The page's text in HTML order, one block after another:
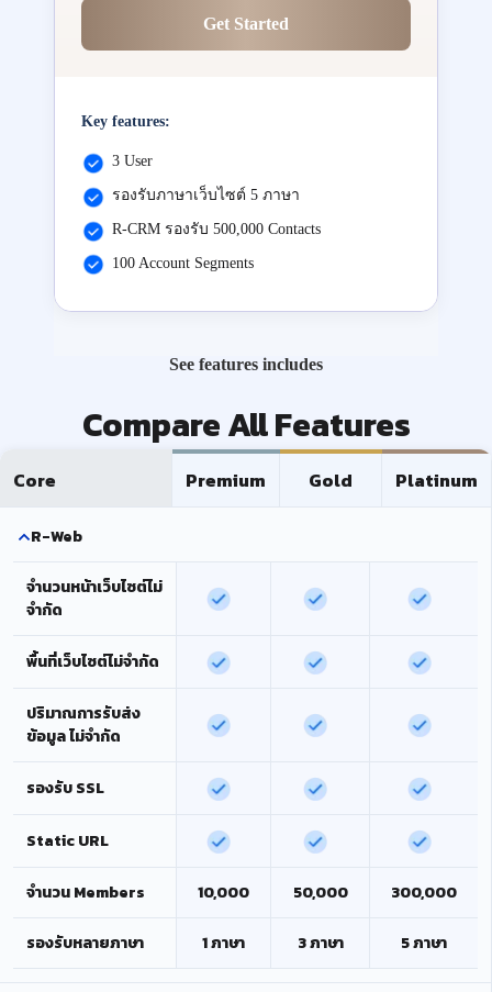
Get Started
Key features:
3 User
รองรับภาษาเว็บไซต์ 5 ภาษา
R-CRM รองรับ 500,000 Contacts
100 Account Segments
See features includes
Compare All Features
Core Premium Gold Platinum
R-Web
จำนวนหน้าเว็บไซต์ไม่
จำกัด
พื้นที่เว็บไซต์ไม่จำกัด
ปริมาณการรับส่ง
ข้อมูล ไม่จำกัด
รองรับ SSL
Static URL
จำนวน Members 10,000 50,000 300,000
รองรับหลายภาษา 1 ภาษา 3 ภาษา 5 ภาษา